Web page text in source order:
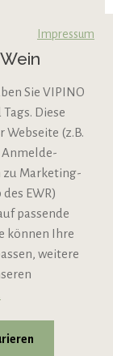
Impressum
Sie VIPINO
Diese
(z.B.
zu Marketing-
EWR)
passende
können Ihre
weitere